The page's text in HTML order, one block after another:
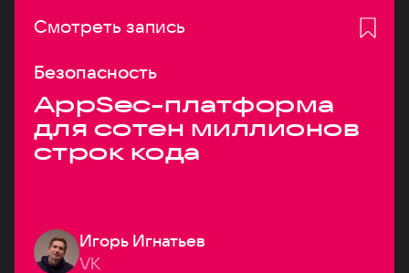
Смотреть запись
Безопасность
AppSec-платформа
для сотен миллионов
строк кода
Игорь Игнатьев
VK